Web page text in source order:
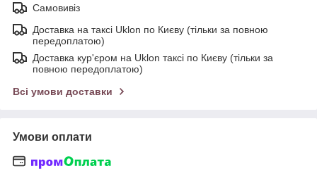
Самовивіз
Доставка на таксі Uklon по Києву (тільки за повною
передоплатою)
Доставка кур'єром на Uklon таксі по Києву (тільки за
повною передоплатою)
Всі умови доставки
Умови оплати